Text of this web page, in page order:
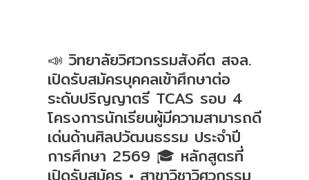
📣 วิทยาลัยวิศวกรรมสังคีต สจล.
เปิดรับสมัครบุคคลเข้าศึกษาต่อ
ระดับปริญญาตรี TCAS รอบ 4
โครงการนักเรียนผู้มีความสามารถดี
เด่นด้านศิลปวัฒนธรรม ประจำปี
การศึกษา 2569 🎓 หลักสูตรที่
เปิดรับสมัคร • สาขาวิชาวิศวกรรม